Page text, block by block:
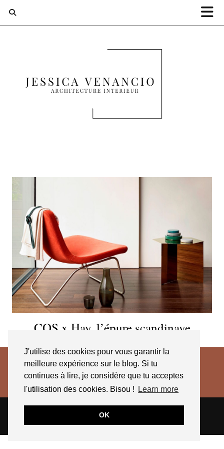
J'utilise des cookies pour vous garantir la
meilleure expérience sur le blog. Si tu
continues à lire, je considère que tu acceptes
l'utilisation des cookies. Bisou !
Learn more
OK
COS x Hay, l’épure scandinave
THEME CREATED BYpipdig